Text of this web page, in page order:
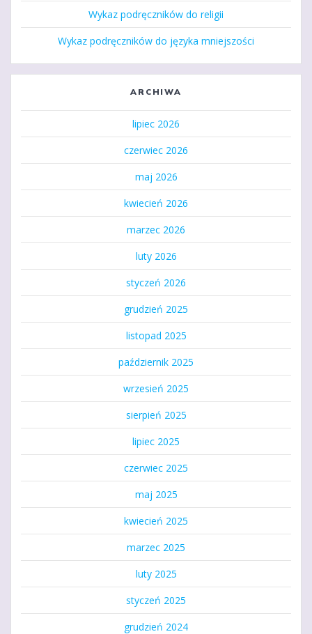
Wykaz podręczników do religii
Wykaz podręczników do języka mniejszości
ARCHIWA
lipiec 2026
czerwiec 2026
maj 2026
kwiecień 2026
marzec 2026
luty 2026
styczeń 2026
grudzień 2025
listopad 2025
październik 2025
wrzesień 2025
sierpień 2025
lipiec 2025
czerwiec 2025
maj 2025
kwiecień 2025
marzec 2025
luty 2025
styczeń 2025
grudzień 2024